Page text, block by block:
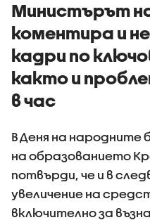
Министърът
коментира и
кадри по
както и
в час
В Деня на
на образованието
потвърди, че и в
увеличение на
включително за